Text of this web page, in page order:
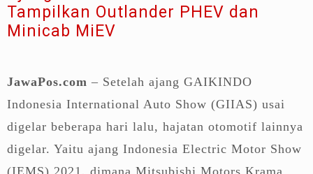
Tampilkan Outlander PHEV dan
Minicab MiEV
JawaPos.com – Setelah ajang GAIKINDO
Indonesia International Auto Show (GIIAS) usai
digelar beberapa hari lalu, hajatan otomotif lainnya
digelar. Yaitu ajang Indonesia Electric Motor Show
(IEMS) 2021, dimana Mitsubishi Motors Krama